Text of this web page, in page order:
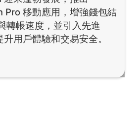
Pro 移動應用，增強錢包結
轉帳速度，並引入先進
用戶體驗和交易安全。